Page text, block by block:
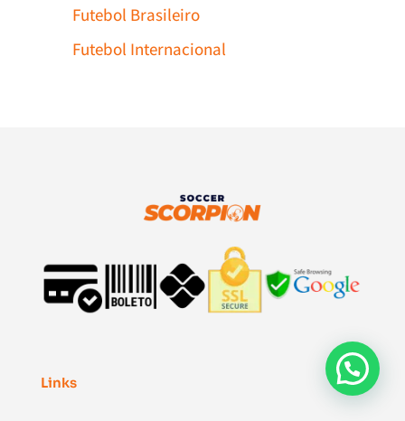
Futebol Brasileiro
Futebol Internacional
Links